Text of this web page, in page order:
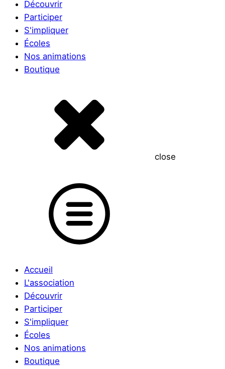
Découvrir
Participer
S'impliquer
Écoles
Nos animations
Boutique
close
Accueil
L'association
Découvrir
Participer
S'impliquer
Écoles
Nos animations
Boutique